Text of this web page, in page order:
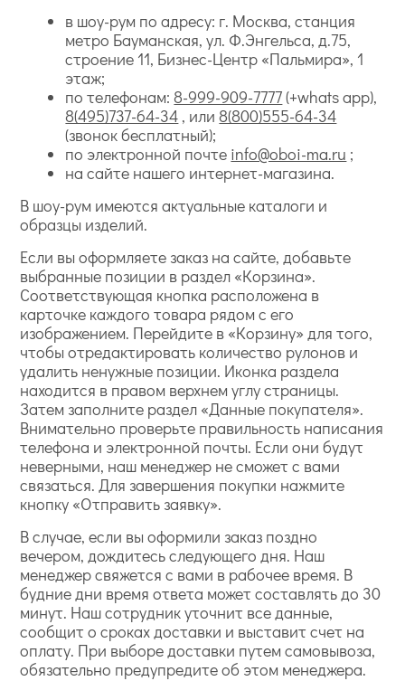
в шоу-рум по адресу: г. Москва, станция
метро Бауманская, ул. Ф.Энгельса, д.75,
строение 11, Бизнес-Центр «Пальмира», 1
этаж;
по телефонам: 8-999-909-7777(+whats app),
8(495)737-64-34 , или 8(800)555-64-34
(звонок бесплатный);
по электронной почте info@oboi-ma.ru ;
на сайте нашего интернет-магазина.
В шоу-рум имеются актуальные каталоги и
образцы изделий.
Если вы оформляете заказ на сайте, добавьте
выбранные позиции в раздел «Корзина».
Соответствующая кнопка расположена в
карточке каждого товара рядом с его
изображением. Перейдите в «Корзину» для того,
чтобы отредактировать количество рулонов и
удалить ненужные позиции. Иконка раздела
находится в правом верхнем углу страницы.
Затем заполните раздел «Данные покупателя».
Внимательно проверьте правильность написания
телефона и электронной почты. Если они будут
неверными, наш менеджер не сможет с вами
связаться. Для завершения покупки нажмите
кнопку «Отправить заявку».
В случае, если вы оформили заказ поздно
вечером, дождитесь следующего дня. Наш
менеджер свяжется с вами в рабочее время. В
будние дни время ответа может составлять до 30
минут. Наш сотрудник уточнит все данные,
сообщит о сроках доставки и выставит счет на
оплату. При выборе доставки путем самовывоза,
обязательно предупредите об этом менеджера.